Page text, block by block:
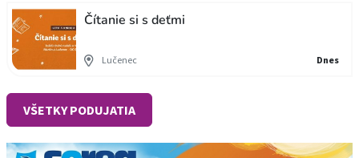
Čítanie si s deťmi
Lučenec Dnes
VŠETKY PODUJATIA